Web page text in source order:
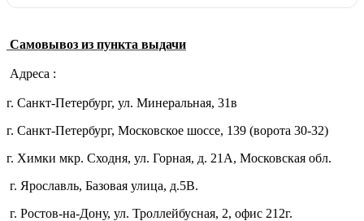
Самовывоз из пункта выдачи
Адреса :
г. Санкт-Петербург, ул. Минеральная, 31в
г. Санкт-Петербург, Московское шоссе, 139 (ворота 30-32)
г. Химки мкр. Сходня, ул. Горная, д. 21А, Московская обл.
г. Ярославль, Базовая улица, д.5В.
г. Ростов-на-Дону, ул. Троллейбусная, 2, офис 212г.